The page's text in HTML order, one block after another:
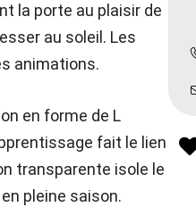
la porte au plaisir de
au soleil. Les
animations.
en forme de L
fait le lien
transparente isole le
pleine saison.